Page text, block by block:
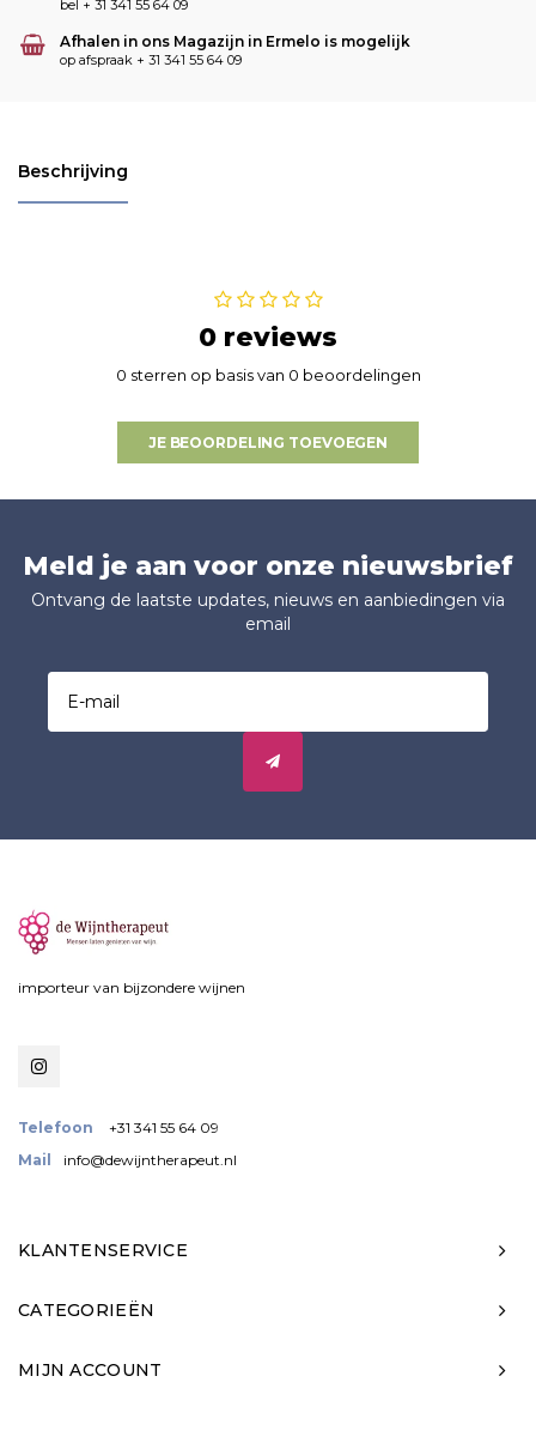
bel + 31 341 55 64 09
Afhalen in ons Magazijn in Ermelo is mogelijk
op afspraak + 31 341 55 64 09
Beschrijving
0 reviews
0 sterren op basis van 0 beoordelingen
JE BEOORDELING TOEVOEGEN
Meld je aan voor onze nieuwsbrief
Ontvang de laatste updates, nieuws en aanbiedingen via
email
importeur van bijzondere wijnen
Telefoon
+31 341 55 64 09
Mail
info@dewijntherapeut.nl
KLANTENSERVICE
CATEGORIEËN
MIJN ACCOUNT